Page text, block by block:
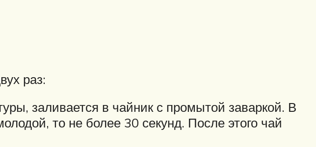
раз:
заливается в чайник с промытой заваркой. В
то не более 30 секунд. После этого чай